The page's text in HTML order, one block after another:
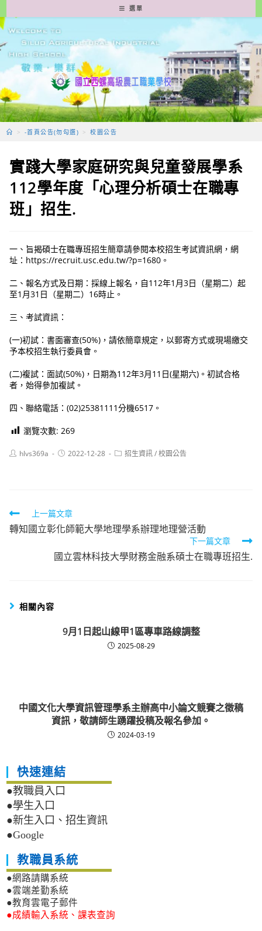
轉
至
要
容
選單
> -首頁公告(勿勾選) > 校園公告
實踐大學家庭研究與兒童發展學系
112學年度「心理分析碩士在職專
班」招生.
一、旨揭碩士在職專班招生簡章請參閱本校招生考試資訊網，網
址：https://recruit.usc.edu.tw/?p=1680。
二、報名方式及日期：採線上報名，自112年1月3日（星期二）起
至1月31日（星期二）16時止。
三、考試資訊：
(一)初試：書面審查(50%)，請依簡章規定，以郵寄方式或現場繳交
予本校招生執行委員會。
(二)複試：面試(50%)，日期為112年3月11日(星期六)。初試合格
者，始得參加複試。
四、聯絡電話：(02)25381111分機6517。
瀏覽次數: 269
Posthlvs369a
Post2022-12-28
Post招生資訊/校園公告
Read
more
上一篇文章
轉知國立彰化師範大學地理學系辦理地理營活動
下一篇文章
國立雲林科技大學財務金融系碩士在職專班招生.
相關內容
9月1日起山線甲1區專車路線調整
2025-08-29
中國文化大學資訊管理學系主辦高中小論文競賽之徵稿
資訊，敬請師生踴躍投稿及報名參加。
2024-03-19
快速連結
●教職員入口
●學生入口
●新生入口、招生資訊
●Google
教職員系統
●網路請購系統
●雲端差勤系統
●教育雲電子郵件
●成績輸入系統、課表查詢